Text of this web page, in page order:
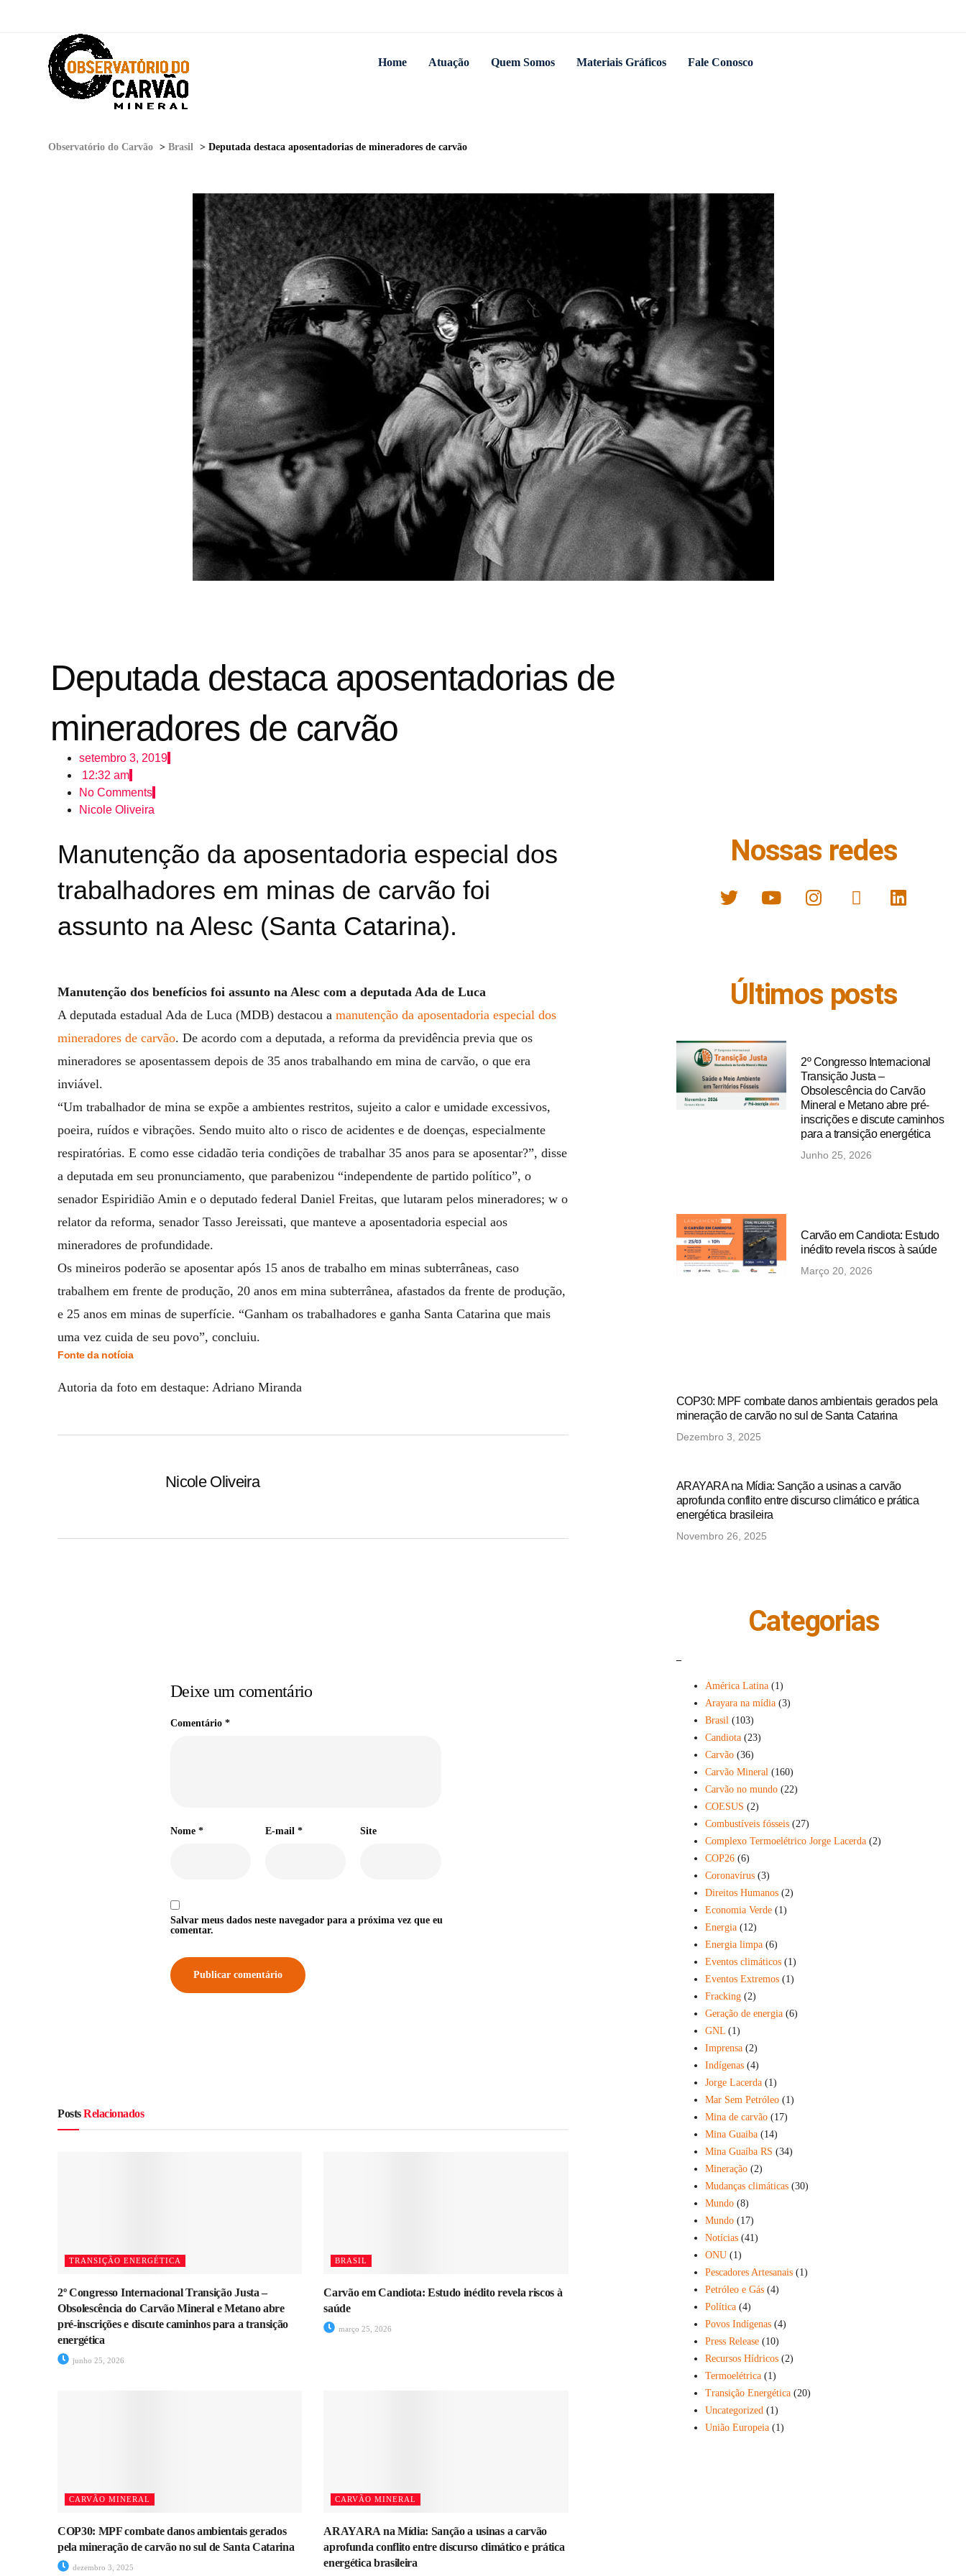
Home Atuação Quem Somos Materiais Gráficos Fale Conosco
Observatório do Carvão > Brasil > Deputada destaca aposentadorias de mineradores de carvão
Deputada destaca aposentadorias de
mineradores de carvão
setembro 3, 2019
12:32 am
No Comments
Nicole Oliveira
Manutenção da aposentadoria especial dos
trabalhadores em minas de carvão foi
assunto na Alesc (Santa Catarina).
Manutenção dos benefícios foi assunto na Alesc com a deputada Ada de Luca
A deputada estadual Ada de Luca (MDB) destacou a manutenção da aposentadoria especial dos
mineradores de carvão. De acordo com a deputada, a reforma da previdência previa que os
mineradores se aposentassem depois de 35 anos trabalhando em mina de carvão, o que era
inviável.
“Um trabalhador de mina se expõe a ambientes restritos, sujeito a calor e umidade excessivos,
poeira, ruídos e vibrações. Sendo muito alto o risco de acidentes e de doenças, especialmente
respiratórias. E como esse cidadão teria condições de trabalhar 35 anos para se aposentar?”, disse
a deputada em seu pronunciamento, que parabenizou “independente de partido político”, o
senador Espiridião Amin e o deputado federal Daniel Freitas, que lutaram pelos mineradores; w o
relator da reforma, senador Tasso Jereissati, que manteve a aposentadoria especial aos
mineradores de profundidade.
Os mineiros poderão se aposentar após 15 anos de trabalho em minas subterrâneas, caso
trabalhem em frente de produção, 20 anos em mina subterrânea, afastados da frente de produção,
e 25 anos em minas de superfície. “Ganham os trabalhadores e ganha Santa Catarina que mais
uma vez cuida de seu povo”, concluiu.
Fonte da notícia
Autoria da foto em destaque: Adriano Miranda
Nicole Oliveira
Deixe um comentário
Comentário*
Nome* E-mail* Site
Salvar meus dados neste navegador para a próxima vez que eu
comentar.
PostsRelacionados
TRANSIÇÃO ENERGÉTICA
2º Congresso Internacional Transição Justa –
Obsolescência do Carvão Mineral e Metano abre
pré-inscrições e discute caminhos para a transição
energética
junho 25, 2026
BRASIL
Carvão em Candiota: Estudo inédito revela riscos à
saúde
março 25, 2026
CARVÃO MINERAL
COP30: MPF combate danos ambientais gerados
pela mineração de carvão no sul de Santa Catarina
dezembro 3, 2025
CARVÃO MINERAL
ARAYARA na Mídia: Sanção a usinas a carvão
aprofunda conflito entre discurso climático e prática
energética brasileira
Nossas redes
Últimos posts
2º Congresso Internacional
Transição Justa –
Obsolescência do Carvão
Mineral e Metano abre pré-
inscrições e discute caminhos
para a transição energética
Junho 25, 2026
Carvão em Candiota: Estudo
inédito revela riscos à saúde
Março 20, 2026
COP30: MPF combate danos ambientais gerados pela
mineração de carvão no sul de Santa Catarina
Dezembro 3, 2025
ARAYARA na Mídia: Sanção a usinas a carvão
aprofunda conflito entre discurso climático e prática
energética brasileira
Novembro 26, 2025
Categorias
América Latina(1)
Arayara na mídia(3)
Brasil (103)
Candiota(23)
Carvão(36)
Carvão Mineral (160)
Carvão no mundo(22)
COESUS (2)
Combustíveis fósseis(27)
Complexo Termoelétrico Jorge Lacerda(2)
COP26(6)
Coronavírus(3)
Direitos Humanos(2)
Economia Verde(1)
Energia(12)
Energia limpa(6)
Eventos climáticos(1)
Eventos Extremos(1)
Fracking(2)
Geração de energia(6)
GNL(1)
Imprensa(2)
Indígenas(4)
Jorge Lacerda(1)
Mar Sem Petróleo(1)
Mina de carvão(17)
Mina Guaiba(14)
Mina Guaíba RS (34)
Mineração(2)
Mudanças climáticas(30)
Mundo(8)
Mundo(17)
Notícias(41)
ONU(1)
Pescadores Artesanais(1)
Petróleo e Gás(4)
Política(4)
Povos Indígenas(4)
Press Release(10)
Recursos Hídricos(2)
Termoelétrica(1)
Transição Energética(20)
Uncategorized (1)
União Europeia(1)